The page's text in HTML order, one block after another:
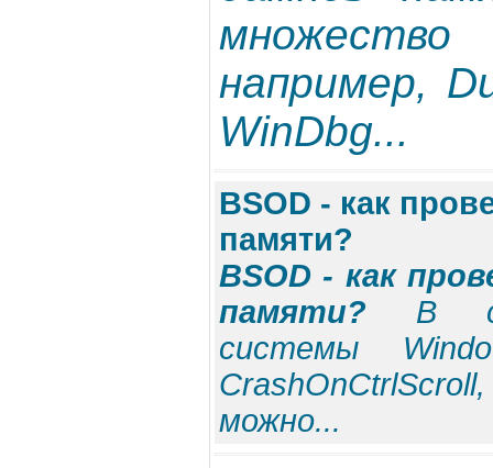
например,
WinDbg...
BSOD - как
памяти?
BSOD - как
памяти? В
системы
можно...